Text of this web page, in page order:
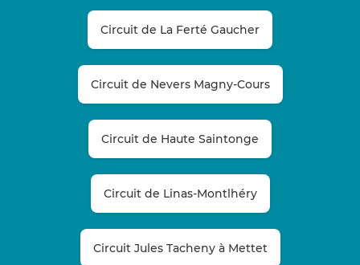
Circuit de La Ferté Gaucher
Circuit de Nevers Magny-Cours
Circuit de Haute Saintonge
Circuit de Linas-Montlhéry
Circuit Jules Tacheny à Mettet